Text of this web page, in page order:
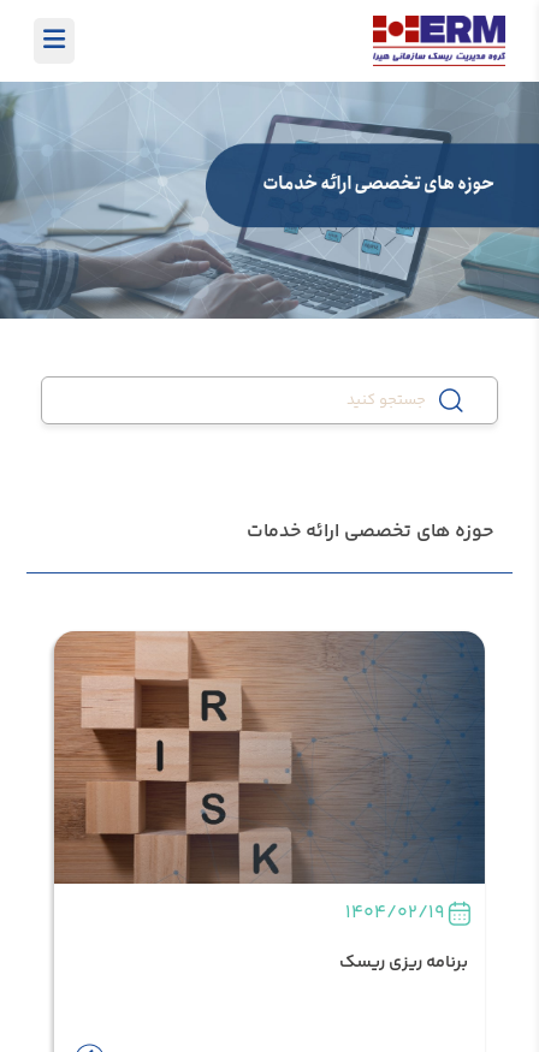
حوزه های تخصصی ارائه خدمات
1404/02/19
برنامه ریزی ریسک